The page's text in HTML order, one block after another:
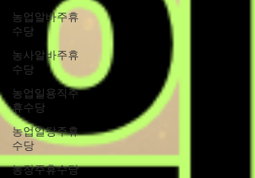
농업알바주휴
수당
농사알바주휴
수당
농업일용직주
휴수당
농업일당주휴
수당
농장주휴수당